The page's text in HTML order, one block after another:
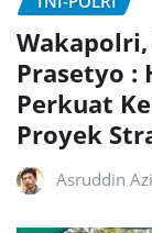
Prasetyo :
Perkuat
Proyek
Asruddin